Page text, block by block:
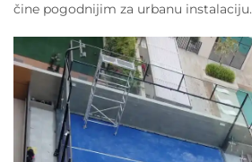
čine pogodnijim za urbanu instalaciju.